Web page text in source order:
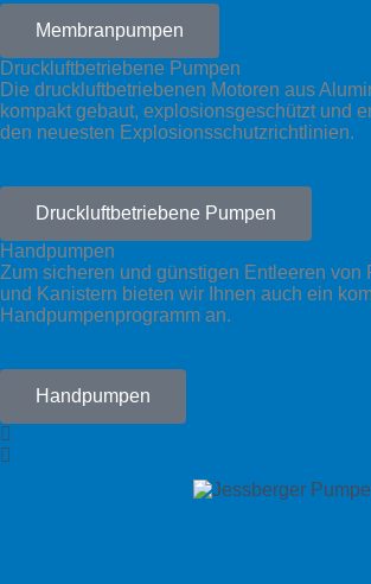
Membranpumpen
Druckluftbetriebene Pumpen
Die druckluftbetriebenen Motoren aus
kompakt gebaut, explosionsgeschützt und
den neuesten Explosionsschutzrichtlinien.
Druckluftbetriebene Pumpen
Handpumpen
Zum sicheren und günstigen Entleeren von
und Kanistern bieten wir Ihnen auch ein
Handpumpenprogramm an.
Handpumpen